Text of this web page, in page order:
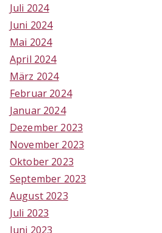
Juli 2024
Juni 2024
Mai 2024
April 2024
März 2024
Februar 2024
Januar 2024
Dezember 2023
November 2023
Oktober 2023
September 2023
August 2023
Juli 2023
Juni 2023